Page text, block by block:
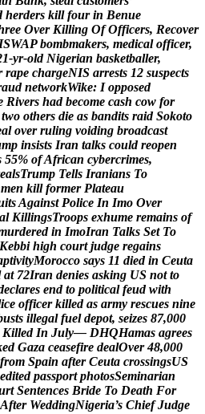
herders kill four in Benue
ree Over Killing Of Officers, Recover
ISWAP bombmakers, medical officer,
1-yr-old Nigerian basketballer,
rape chargeNIS arrests 12 suspects
aud networkWike: I opposed
Rivers had become cash cow for
two others die as bandits raid Sokoto
al over ruling voiding broadcast
mp insists Iran talks could reopen
55% ofAfrican cybercrimes,
ealsTrump Tells Iranians To
men kill former Plateau
itsAgainst Police In Imo Over
al KillingsTroops exhume remains of
urdered in ImoIran Talks Set To
Kebbi high court judge regains
ptivityMorocco says 11 died in Ceuta
at 72Iran denies asking US not to
eclares end to political feud with
ice officer killed as army rescues nine
usts illegal fuel depot, seizes 87,000
Killed In July— DHQHamas agrees
ed Gaza ceasefire dealOver 48,000
from Spain after Ceuta crossingsUS
edited passport photosSeminarian
rt Sentences Bride To Death For
After WeddingNigeria’s Chief Judge